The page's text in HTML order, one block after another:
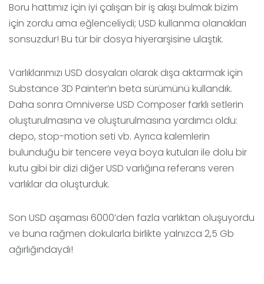
Boru hattımız için iyi çalışan bir iş akışı bulmak bizim
için zordu ama eğlenceliydi; USD kullanma olanakları
sonsuzdur! Bu tür bir dosya hiyerarşisine ulaştık.
Varlıklarımızı USD dosyaları olarak dışa aktarmak için
Substance 3D Painter’ın beta sürümünü kullandık.
Daha sonra Omniverse USD Composer farklı setlerin
oluşturulmasına ve oluşturulmasına yardımcı oldu:
depo, stop-motion seti vb. Ayrıca kalemlerin
bulunduğu bir tencere veya boya kutuları ile dolu bir
kutu gibi bir dizi diğer USD varlığına referans veren
varlıklar da oluşturduk.
Son USD aşaması 6000’den fazla varlıktan oluşuyordu
ve buna rağmen dokularla birlikte yalnızca 2,5 Gb
ağırlığındaydı!